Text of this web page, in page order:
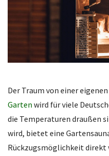
Der Traum von einer eigenen
Garten wird für viele
die Temperaturen draußen
wird, bietet eine
Rückzugsmöglichkeit direkt